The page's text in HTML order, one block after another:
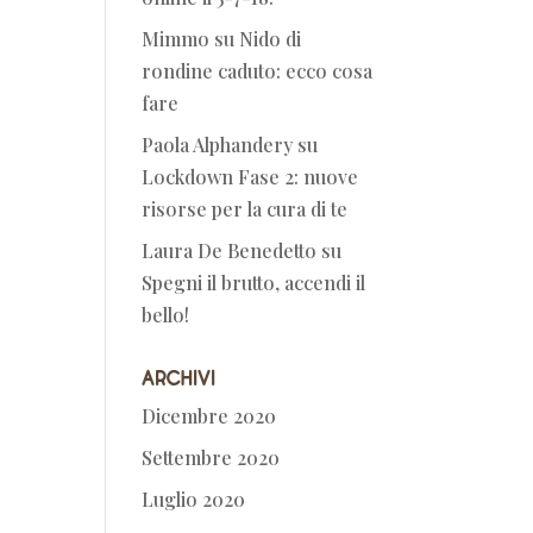
Mimmo su Nido di
rondine caduto: ecco cosa
fare
Paola Alphandery su
Lockdown Fase 2: nuove
risorse per la cura di te
Laura De Benedetto su
Spegni il brutto, accendi il
bello!
Archivi
Dicembre 2020
Settembre 2020
Luglio 2020